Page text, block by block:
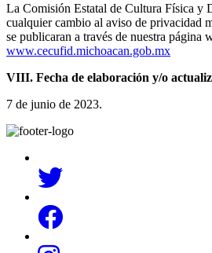
La Comisión Estatal de Cultura Física y
cualquier cambio al aviso de privacidad
se publicaran a través de nuestra página
www.cecufid.michoacan.gob.mx
VIII. Fecha de elaboración y/o
7 de junio de 2023.